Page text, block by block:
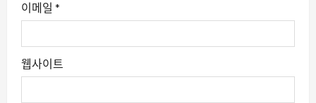
이메일 *
웹사이트